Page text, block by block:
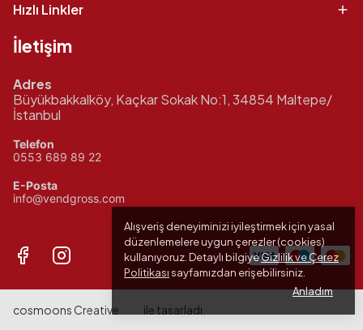
Alışveriş deneyiminizi iyileştirmek için yasal
düzenlemelere uygun çerezler (cookies)
kullanıyoruz. Detaylı bilgiyeGizlilik ve Çerez
Politikasısayfamızdan erişebilirsiniz.
Anladım
Hızlı Linkler
İletişim
Adres
Büyükbakkalköy, Kaçkar Sokak No:1, 34854 Maltepe/
İstanbul
Telefon
0553 689 89 22
E-Posta
info@vendgross.com
cosmoons Creative ile tasarladı.